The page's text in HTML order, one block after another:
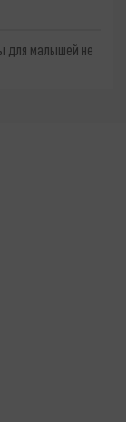
для малышей не